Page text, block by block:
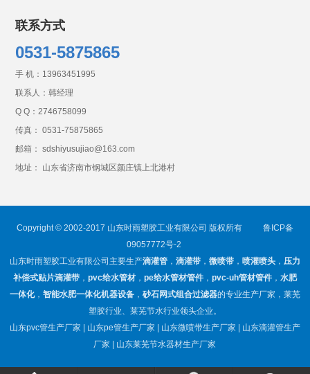
联系方式
0531-5875865
手 机： 13963451995
联系人：韩经理
Q Q： 2746758099
传真： 0531-75875865
邮箱： sdshiyusujiao@163.com
地址： 山东省济南市钢城区颜庄镇上北港村
Copyright © 2002-2017 山东时雨塑胶工业有限公司 版权所有
鲁ICP备
09057772号-2
山东时雨塑胶工业有限公司主要生产滴灌管， 滴灌带， 微喷带， 喷灌喷头， 压力
补偿式贴片滴灌带， pvc给水管材， pe给水管材管件， pvc-uh管材管件， 水肥
一体化， 智能水肥一体化机器设备， 砂石网式组合过滤器的专业生产厂家，莱芜
塑胶行业、莱芜节水行业领头企业。
山东pvc管生产厂家 | 山东pe管生产厂家 | 山东微喷带生产厂家 | 山东滴灌管生产
厂家 | 山东莱芜节水器材生产厂家